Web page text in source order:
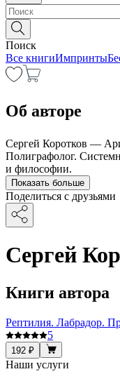
Поиск
Все книгиИмпринты
Об авторе
Сергей Коротков —
Полиграфолог.
и философии.
Показать больше
Поделиться с друзьями
Сергей
Книги автора
Рептилия. Лабрадор.
5
192 ₽
Наши услуги